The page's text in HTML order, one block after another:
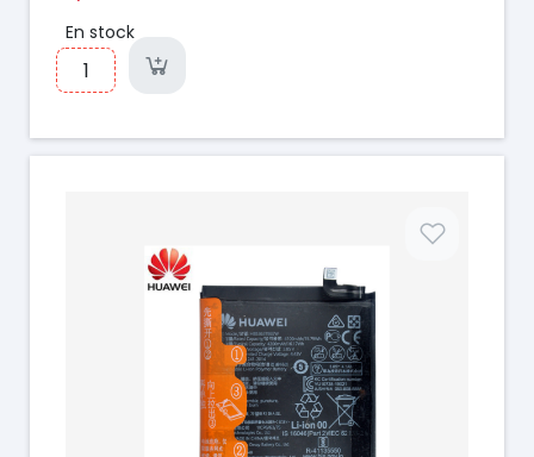
En stock